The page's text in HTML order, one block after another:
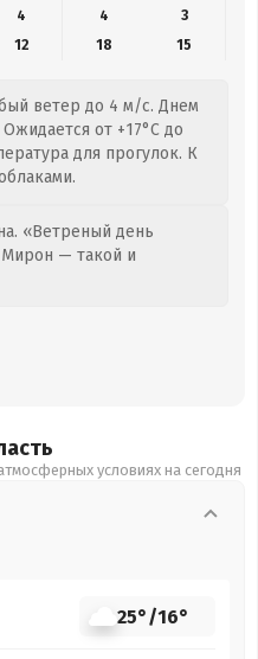
4 4
3
12 18 15
ветер до 4 м/с. Днем
от +17°C до
для прогулок. К
«Ветреный день
— такой и
условиях на сегодня
25°/16°